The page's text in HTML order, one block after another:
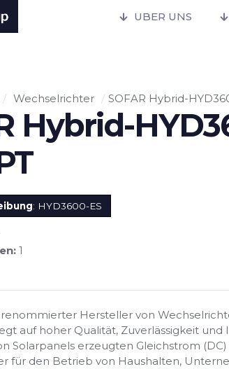
UBER UNS
/ Wechselrichter / SOFAR Hybrid-
Hybrid-
: HYD3600-ES
1
renommierter Hersteller von
auf hoher Qualität, Zuverlässigkeit
Solarpanels erzeugten Gleichstrom
für den Betrieb von Haushalten,